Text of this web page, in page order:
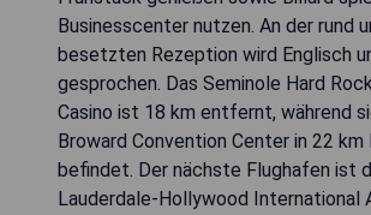
Businesscenter nutzen. An der rund
besetzten Rezeption wird Englisch
gesprochen. Das Seminole Hard
Casino ist 18 km entfernt, während
Broward Convention Center in 22 km
befindet. Der nächste Flughafen ist
Lauderdale-Hollywood International